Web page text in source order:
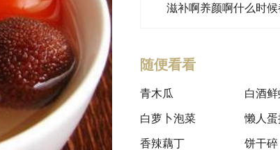
滋补啊养颜啊什么时
随便看看
青木瓜
白萝卜泡菜
香辣藕丁
白酒
懒人蛋
饼干碎